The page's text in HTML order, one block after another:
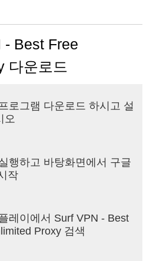
required, just one-click to
no session,
bit.ly/2VAr9hz
VPN！
- Best Free
다운로드
로그램 다운로드 하시고 설
오
행하고 바탕화면에서 구글
작
레이에서 Surf VPN - Best
Proxy 검색